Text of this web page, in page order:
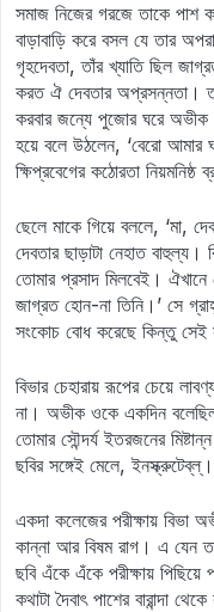
সমাজ নিজের গরজে তাকে পাশ
বাড়াবাড়ি করে বসল যে তার
গৃহদেবতা, তাঁর খ্যাতি ছিল
করত ঐ দেবতার অপ্রসন্নতা।
করবার জন্যে পুজোর ঘরে
হয়ে বলে উঠলেন, ‘বেরো
ক্ষিপ্রবেগের কঠোরতা
ছেলে মাকে গিয়ে বললে, ‘মা,
দেবতার ছাড়াটা নেহাত বাহুল্য।
তোমার প্রসাদ মিলবেই। ঐখানে
জাগ্রত হোন-না তিনি।’ সে
সংকোচ বোধ করেছে কিন্তু সেই
বিভার চেহারায় রূপের চেয়ে
না। অভীক ওকে একদিন
তোমার সৌন্দর্য ইতরজনের
ছবির সঙ্গেই মেলে,
একদা কলেজের পরীক্ষায় বিভা
কান্না আর বিষম রাগ। এ যেন
ছবি এঁকে এঁকে পরীক্ষায়
কথাটা দৈবাৎ পাশের বারান্দা